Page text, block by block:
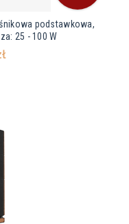
podstawkowa,
25 - 100 W